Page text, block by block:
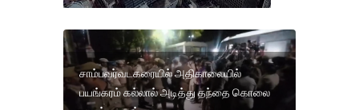
சாம்பவர்வடகரையில் அதிகாலையில்
பயங்கரம் கல்லால் அடித்து தந்தை கொலை